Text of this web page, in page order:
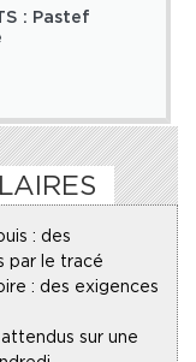
: Pastef
: des
par le tracé
: des exigences
sur une